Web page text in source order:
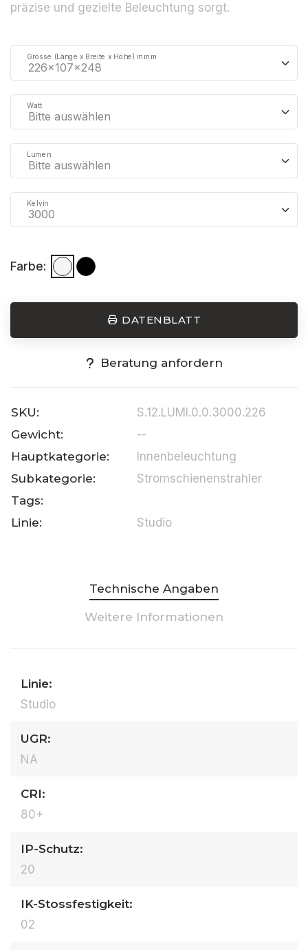
präzise und gezielte Beleuchtung sorgt.
Grösse (Länge x Breite x Höhe) in mm
Watt
Lumen
Kelvin
Farbe:
DATENBLATT
Beratung anfordern
SKU:
S.12.LUMI.0.0.3000.226
Gewicht:
--
Hauptkategorie:
Innenbeleuchtung
Subkategorie:
Stromschienenstrahler
Tags:
Linie:
Studio
Technische Angaben
Weitere Informationen
Linie:
Studio
UGR:
NA
CRI:
80+
IP-Schutz:
20
IK-Stossfestigkeit:
02